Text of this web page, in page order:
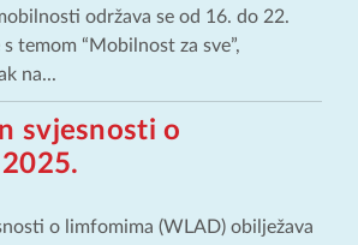
održava se od 16. do 22.
temom “Mobilnost za sve”,
na...
svjesnosti o
o limfomima (WLAD) obilježava